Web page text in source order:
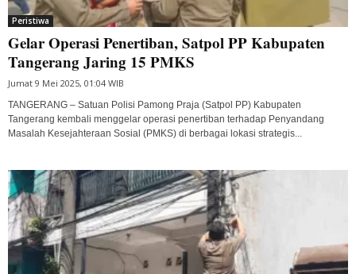
Peristiwa
Gelar Operasi Penertiban, Satpol PP Kabupaten
Tangerang Jaring 15 PMKS
Jumat 9 Mei 2025, 01:04 WIB
TANGERANG – Satuan Polisi Pamong Praja (Satpol PP) Kabupaten
Tangerang kembali menggelar operasi penertiban terhadap Penyandang
Masalah Kesejahteraan Sosial (PMKS) di berbagai lokasi strategis...